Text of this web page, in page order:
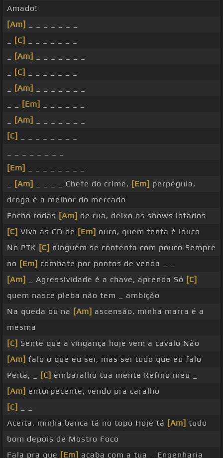
Amado!
[Am]
[C]
[Am]
[C]
[Am]
[Em]
[Am]
[C]
[Em]
[Am] _ _ _ _ Chefe do crime, [Em] perpéguia,
droga é a melhor do mercado
Encho rodas [Am] de rua, deixo os shows lotados
[C] Viva as CD de [Em] ouro, quem tenta é louco
No PTK [C] ninguém se contenta com pouco Sempre
no [Em] combate por pontos de venda _ _
[Am]
_ Agressividade é a chave, aprenda Só [C]
quem nasce pleba não tem _ ambição
Na queda ou na [Am] ascensão, minha marra é a
mesma
[C] Sente que a vingança hoje vem a cavalo Não
[Am] falo o que eu sei, mas sei tudo que eu falo
Peita, _
[C] embaralho tua mente Refino meu _
[Am] entorpecente, vendo pra caralho
[C]
Aceita, minha banca tá no topo Hoje tá [Am] tudo
bom depois de Mostro Foco
Fala pra que [Em] acaba com a tua _ Engenharia